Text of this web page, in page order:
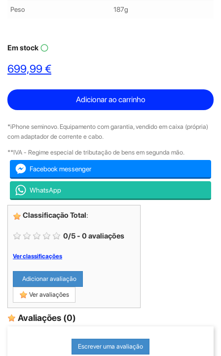
Peso 187g
Em stock panorama_fish_eye
699,99 €
Adicionar ao carrinho
*iPhone seminovo. Equipamento com garantia, vendido em caixa (própria)
com adaptador de corrente e cabo.
**IVA - Regime especial de tributação de bens em segunda mão.
Facebook messenger
WhatsApp
Classificação Total:
0/5 - 0 avaliações
Ver classificações
Adicionar avaliação
Ver avaliações
Avaliações (0)
Escrever uma avaliação